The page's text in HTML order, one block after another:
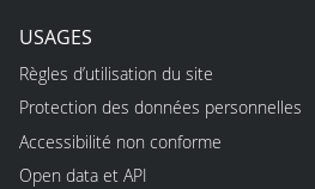
USAGES
Règles d’utilisation du site
Protection des données personnelles
Accessibilité non conforme
Open data et API